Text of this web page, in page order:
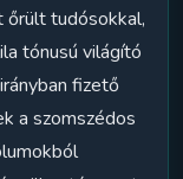
tudósokkal,
tónusú világító
fizető
a szomszédos